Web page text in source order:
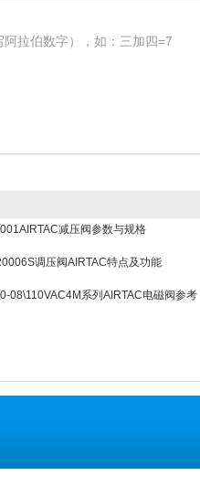
拉伯数字），如：三加四=7
减压阀参数与规格
调压阀AIRTAC特点及功能
08\110VAC4M系列AIRTAC电磁阀参考